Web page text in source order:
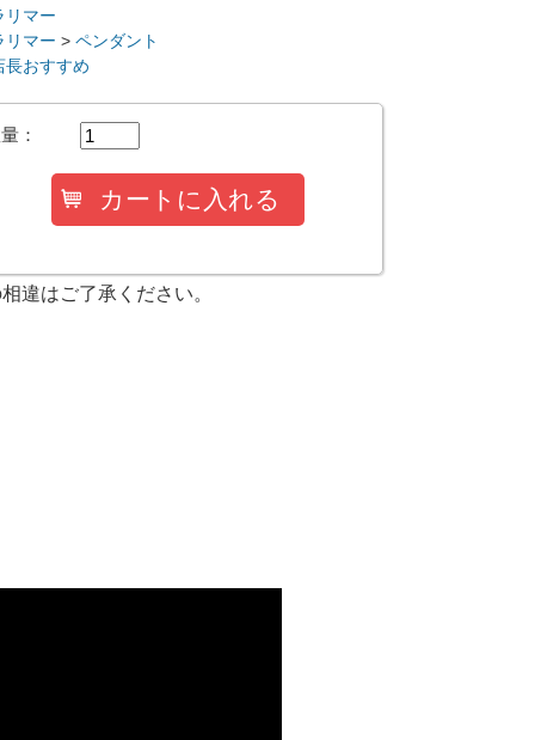
リマー
リマー > ペンダント
長おすすめ
：
違はご了承ください。